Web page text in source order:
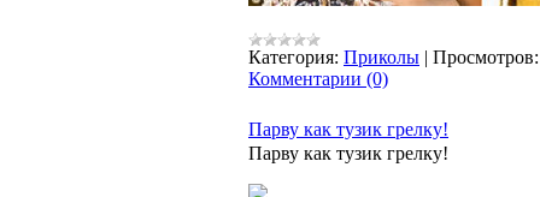
Категория: Приколы | Просмотров:
Комментарии (0)
Парву как тузик грелку!
Парву как тузик грелку!